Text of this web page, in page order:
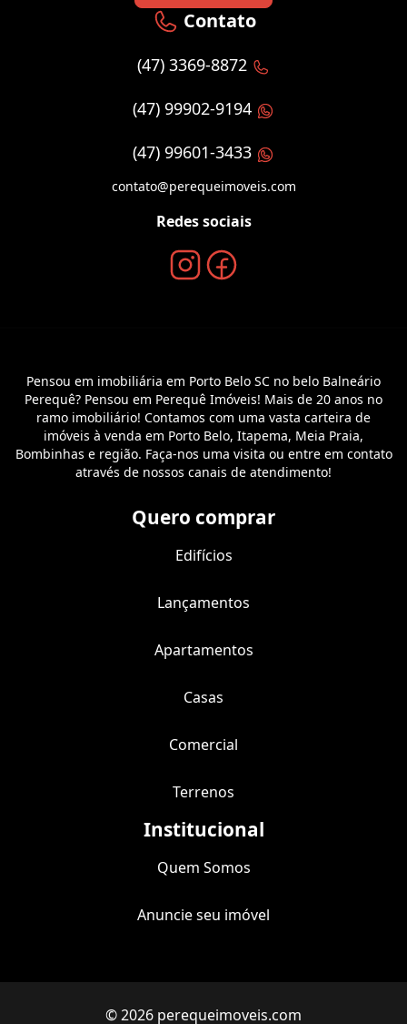
Contato
(47) 3369-8872
(47) 99902-9194
(47) 99601-3433
contato@perequeimoveis.com
Redes sociais
Pensou em imobiliária em Porto Belo SC no belo Balneário
Perequê? Pensou em Perequê Imóveis! Mais de 20 anos no
ramo imobiliário! Contamos com uma vasta carteira de
imóveis à venda em Porto Belo, Itapema, Meia Praia,
Bombinhas e região. Faça-nos uma visita ou entre em contato
através de nossos canais de atendimento!
Quero comprar
Edifícios
Lançamentos
Apartamentos
Casas
Comercial
Terrenos
Institucional
Quem Somos
Anuncie seu imóvel
© 2026 perequeimoveis.com